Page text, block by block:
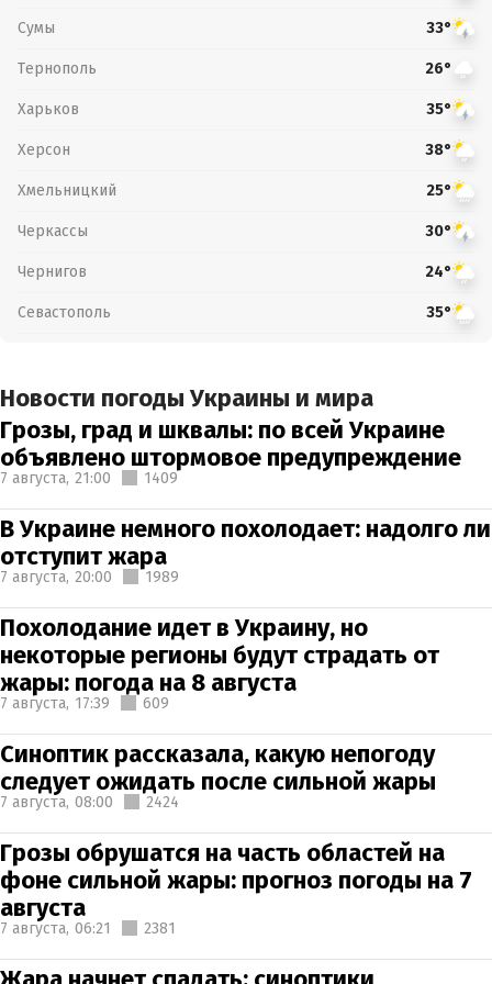
Сумы 33°
Тернополь 26°
Харьков 35°
Херсон 38°
Хмельницкий 25°
Черкассы 30°
Чернигов 24°
Севастополь 35°
Новости погоды Украины и мира
Грозы, град и шквалы: по всей Украине
объявлено штормовое предупреждение
7 августа, 21:00 1409
В Украине немного похолодает: надолго ли
отступит жара
7 августа, 20:00 1989
Похолодание идет в Украину, но
некоторые регионы будут страдать от
жары: погода на 8 августа
7 августа, 17:39 609
Синоптик рассказала, какую непогоду
следует ожидать после сильной жары
7 августа, 08:00 2424
Грозы обрушатся на часть областей на
фоне сильной жары: прогноз погоды на 7
августа
7 августа, 06:21 2381